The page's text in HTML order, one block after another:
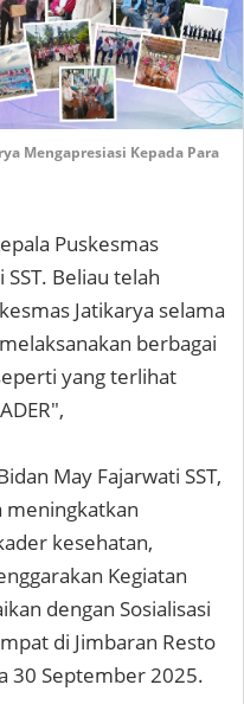
Mengapresiasi Kepada Para
Puskesmas
Beliau telah
Jatikarya selama
berbagai
yang terlihat
May Fajarwati SST,
meningkatkan
kesehatan,
Kegiatan
dengan Sosialisasi
di Jimbaran Resto
30 September 2025.